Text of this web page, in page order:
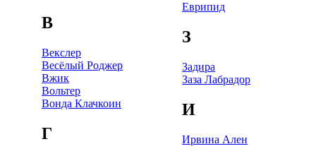
В
Векслер
Весёлый Роджер
Вжик
Вольтер
Вонда Клачкоин
Г
Еврипид
З
Задира
Заза Лабрадор
И
Ирвина Ален